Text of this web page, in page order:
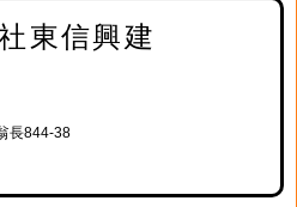
東信興建
長844-38